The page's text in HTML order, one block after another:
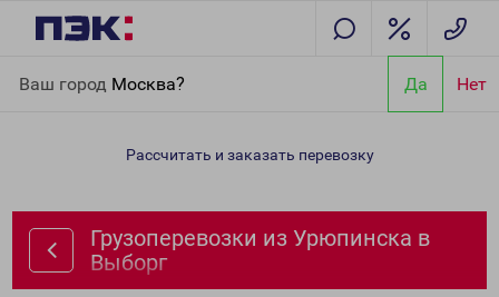
Ваш город Москва? Да Нет
Выборг
Рассчитать и заказать перевозку
Грузоперевозки из Урюпинска в
Выборг